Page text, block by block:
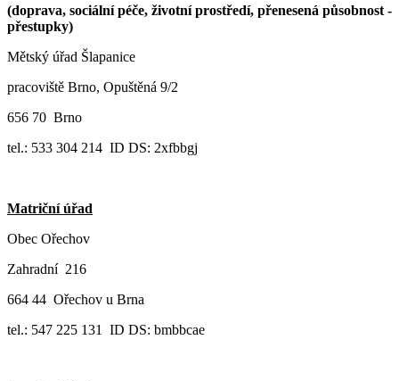
(doprava, sociální péče, životní prostředí, přenesená působnost -
přestupky)
Mětský úřad Šlapanice
pracoviště Brno, Opuštěná 9/2
656 70 Brno
tel.: 533 304 214 ID DS: 2xfbbgj
Matriční úřad
Obec Ořechov
Zahradní 216
664 44 Ořechov u Brna
tel.: 547 225 131 ID DS: bmbbcae